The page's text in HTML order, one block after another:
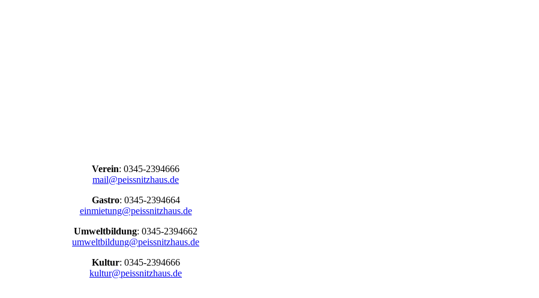
Verein: 0345-2394666
mail@peissnitzhaus.de
Gastro: 0345-2394664
einmietung@peissnitzhaus.de
Umweltbildung: 0345-2394662
umweltbildung@peissnitzhaus.de
Kultur: 0345-2394666
kultur@peissnitzhaus.de